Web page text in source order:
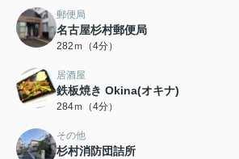
郵便局
名古屋杉村郵便局
282ｍ（4分）
居酒屋
鉄板焼き Okina(オキナ)
284ｍ（4分）
その他
杉村消防団詰所